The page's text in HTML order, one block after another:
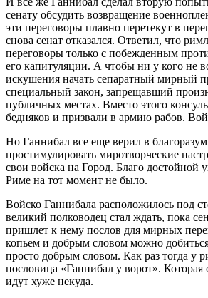
сенату обсудить возвращение
эти переговоры плавно перетекут в
снова сенат отказался. Ответил, что
переговоры только с побежденным
его капитуляции. А чтобы ни у кого не
искушения начать сепаратный мирный
специальный закон, запрещавший
публичных местах. Вместо этого
бедняков и призвали в армию рабов.
Но Ганнибал все еще верил в
простимулировать миротворческие
свои войска на Город. Благо достойной
Риме на тот момент не было.
Войско Ганнибала расположилось под
великий полководец стал ждать, пока
пришлет к нему послов для мирных
копьем и добрым словом можно
просто добрым словом. Как раз тогда у
пословица «Ганнибал у ворот». Которая
идут хуже некуда.